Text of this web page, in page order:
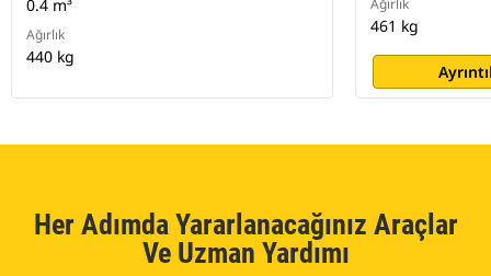
0.4 m³
Ağırlık
440 kg
Ağırlık
461 kg
Her Adımda Yararlanacağınız Araçlar
Ve Uzman Yardımı